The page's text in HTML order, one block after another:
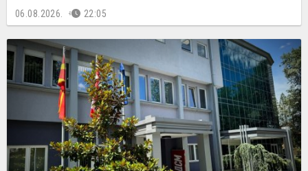
06.08.2026. 22:05